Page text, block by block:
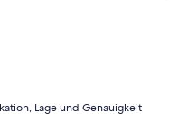
Lage und Genauigkeit